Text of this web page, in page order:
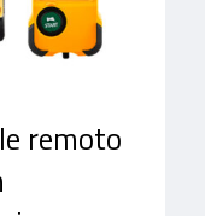
remoto